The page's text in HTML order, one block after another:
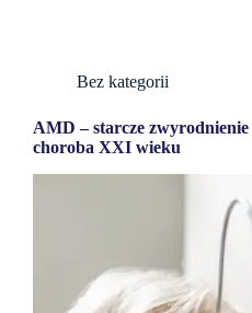
Bez kategorii
AMD – starcze zwyrodnienie
choroba XXI wieku